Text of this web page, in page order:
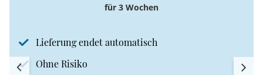
für 3 Wochen
Lieferung endet automatisch
Ohne Risiko